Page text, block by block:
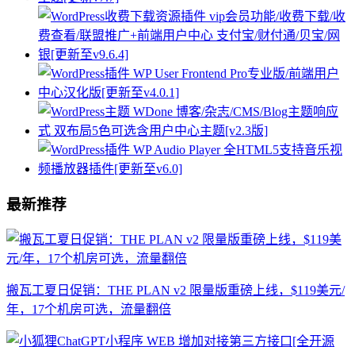
最新推荐
搬瓦工夏日促销：THE PLAN v2 限量版重磅上线，$119美元/
年，17个机房可选，流量翻倍